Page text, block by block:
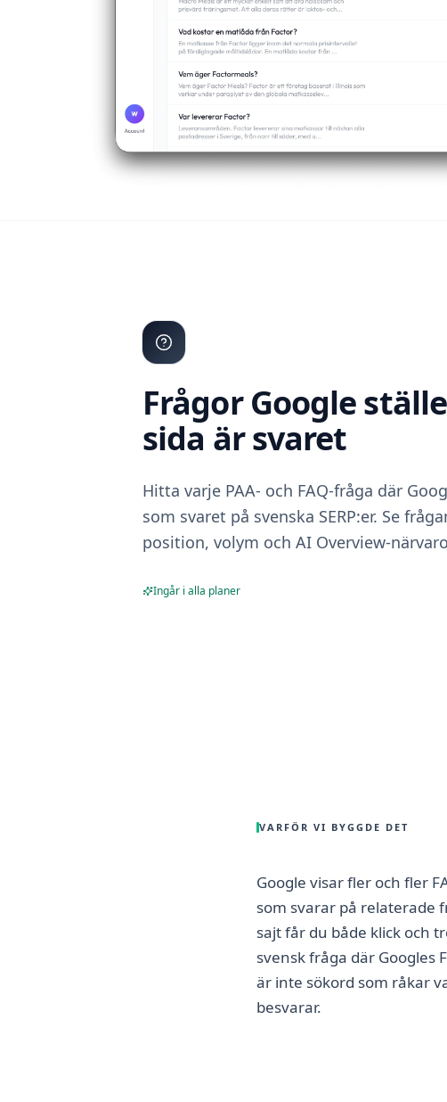
Frågor Google
sida är svaret
Hitta varje PAA- och FAQ-fråga där
som svaret på svenska SERP:er. Se
position, volym och AI Overview-
Ingår i alla planer
VARFÖR VI BYGGDE DET
Google visar fler och fler
som svarar på relaterade
sajt får du både klick och
svensk fråga där Googles
är inte sökord som råkar
besvarar.